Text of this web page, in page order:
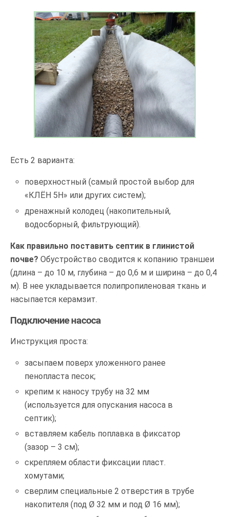
Есть 2 варианта:
поверхностный (самый простой выбор для
«КЛЁН 5Н» или других систем);
дренажный колодец (накопительный,
водосборный, фильтрующий).
Как правильно поставить септик в глинистой
почве? Обустройство сводится к копанию траншеи
(длина – до 10 м, глубина – до 0,6 м и ширина – до 0,4
м). В нее укладывается полипропиленовая ткань и
насыпается керамзит.
Подключение насоса
Инструкция проста:
засыпаем поверх уложенного ранее
пенопласта песок;
крепим к наносу трубу на 32 мм
(используется для опускания насоса в
септик);
вставляем кабель поплавка в фиксатор
(зазор – 3 см);
скрепляем области фиксации пласт.
хомутами;
сверлим специальные 2 отверстия в трубе
накопителя (под Ø 32 мм и под Ø 16 мм);